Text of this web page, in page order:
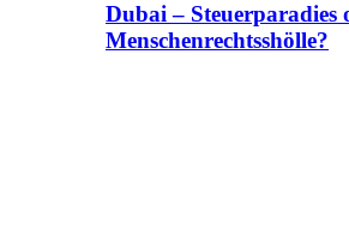
Dubai – Steuerparadies
Menschenrechtsshölle?